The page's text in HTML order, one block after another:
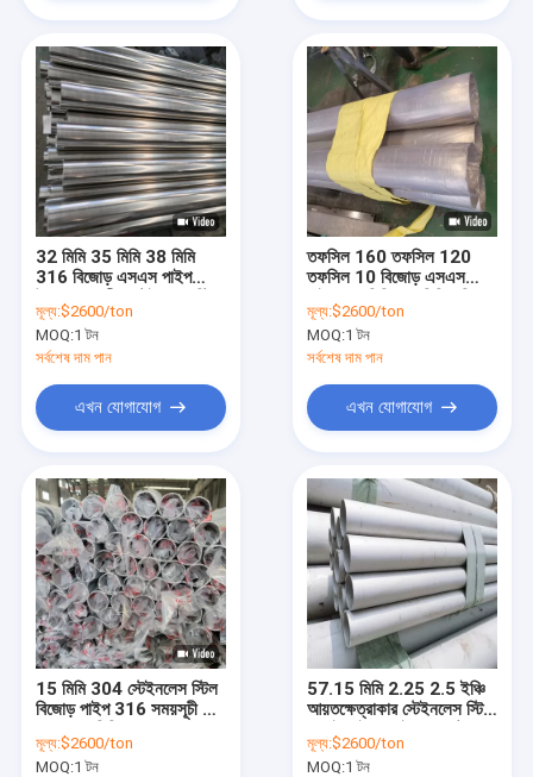
পণ্য
ভিডিও
আমাদের সম্বন্ধে
কারখানা পরিদর্শন
গুণমান নিয়ন্ত্রণ
32 মিমি 35 মিমি 38 মিমি
316 বিজোড় এসএস পাইপ
টিউবিং হট রোলড
মূল্য:$2600/ton
MOQ:1 টন
সর্বশেষ দাম পান
এখন যোগাযোগ
তফসিল 160 তফসিল 120 ​​
তফসিল 10 বিজোড় এসএস
স্টেইনলেস স্টিল টিউব অ্যাস্ট
মূল্য:$2600/ton
MOQ:1 টন
সর্বশেষ দাম পান
এখন যোগাযোগ
15 মিমি 304 স্টেইনলেস স্টিল
বিজোড় পাইপ 316 সময়সূচী 40
মূল্য:$2600/ton
MOQ:1 টন
57.15 মিমি 2.25 2.5 ইঞ্চি
আয়তক্ষেত্রাকার স্টেইনলেস স্টিল
রোলড 201 316
মূল্য:$2600/ton
MOQ:1 টন